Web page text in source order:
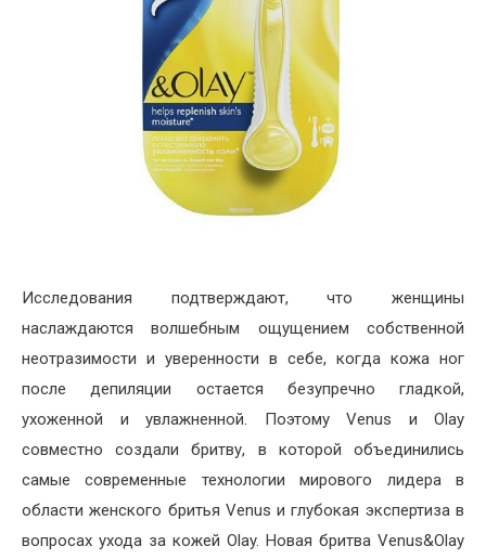
Исследования подтверждают, что женщины
наслаждаются волшебным ощущением собственной
неотразимости и уверенности в себе, когда кожа ног
после депиляции остается безупречно гладкой,
ухоженной и увлажненной. Поэтому Venus и Olay
совместно создали бритву, в которой объединились
самые современные технологии мирового лидера в
области женского бритья Venus и глубокая экспертиза в
вопросах ухода за кожей Olay. Новая бритва Venus&Olay